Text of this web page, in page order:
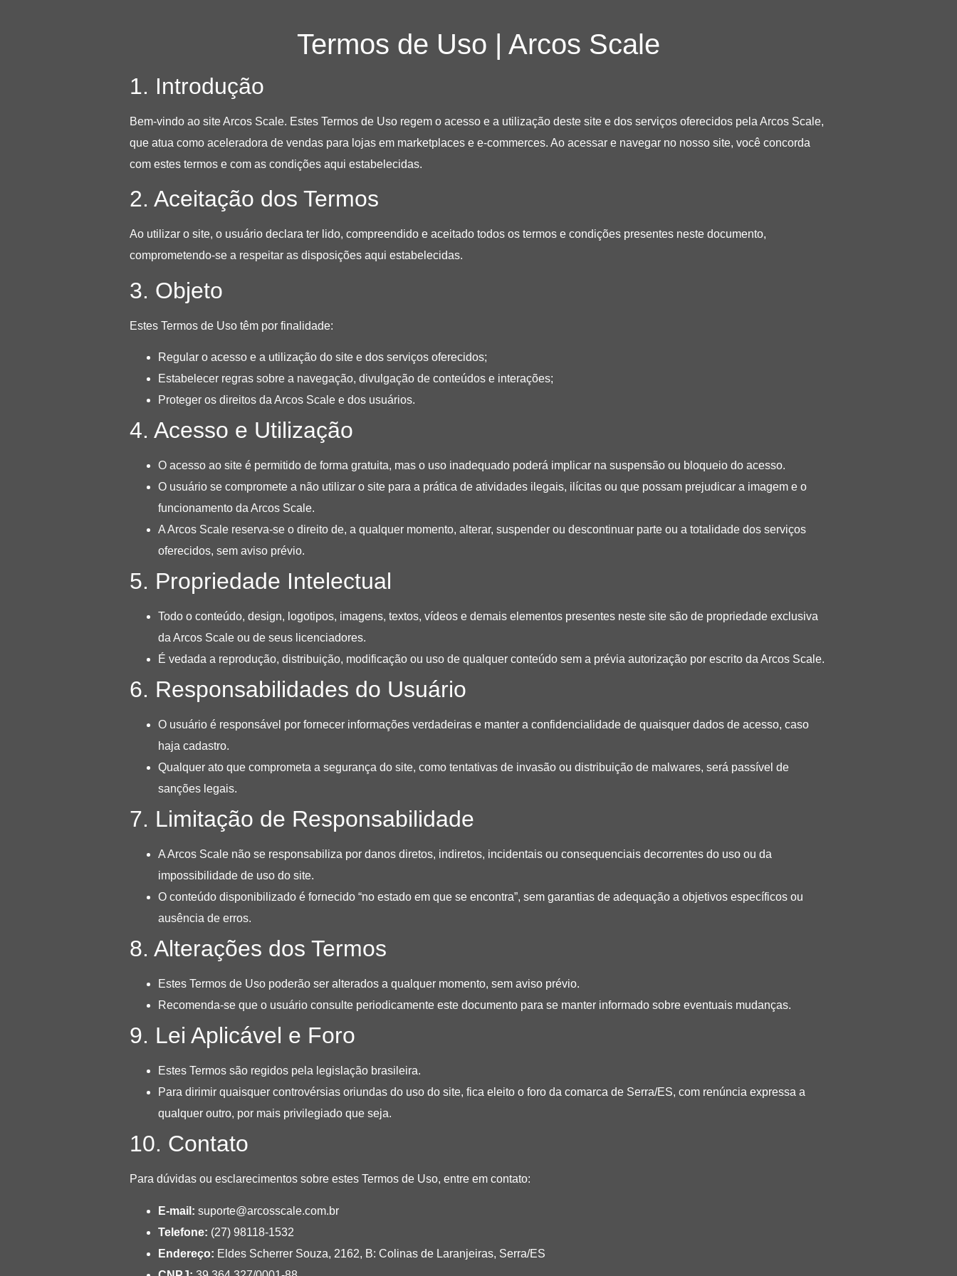
Termos de Uso | Arcos Scale
1. Introdução
Bem-vindo ao siteArcos Scale. Estes Termos de Uso regem o acesso e a utilização deste site e dos serviços oferecidos pela Arcos Scale,
que atua como aceleradora de vendas para lojas em marketplaces e e-commerces. Ao acessar e navegar no nosso site, você concorda
com estes termos e com as condições aqui estabelecidas.
2. Aceitação dos Termos
Ao utilizar o site, o usuário declara ter lido, compreendido e aceitado todos os termos e condições presentes neste documento,
comprometendo-se a respeitar as disposições aqui estabelecidas.
3. Objeto
Estes Termos de Uso têm por finalidade:
Regular o acesso e a utilização do site e dos serviços oferecidos;
Estabelecer regras sobre a navegação, divulgação de conteúdos e interações;
Proteger os direitos da Arcos Scale e dos usuários.
4. Acesso e Utilização
O acesso ao site é permitido de forma gratuita, mas o uso inadequado poderá implicar na suspensão ou bloqueio do acesso.
O usuário se compromete a não utilizar o site para a prática de atividades ilegais, ilícitas ou que possam prejudicar a imagem e o
funcionamento da Arcos Scale.
A Arcos Scale reserva-se o direito de, a qualquer momento, alterar, suspender ou descontinuar parte ou a totalidade dos serviços
oferecidos, sem aviso prévio.
5. Propriedade Intelectual
Todo o conteúdo, design, logotipos, imagens, textos, vídeos e demais elementos presentes neste site são de propriedade exclusiva
da Arcos Scale ou de seus licenciadores.
É vedada a reprodução, distribuição, modificação ou uso de qualquer conteúdo sem a prévia autorização por escrito da Arcos Scale.
6. Responsabilidades do Usuário
O usuário é responsável por fornecer informações verdadeiras e manter a confidencialidade de quaisquer dados de acesso, caso
haja cadastro.
Qualquer ato que comprometa a segurança do site, como tentativas de invasão ou distribuição de malwares, será passível de
sanções legais.
7. Limitação de Responsabilidade
A Arcos Scale não se responsabiliza por danos diretos, indiretos, incidentais ou consequenciais decorrentes do uso ou da
impossibilidade de uso do site.
O conteúdo disponibilizado é fornecido “no estado em que se encontra”, sem garantias de adequação a objetivos específicos ou
ausência de erros.
8. Alterações dos Termos
Estes Termos de Uso poderão ser alterados a qualquer momento, sem aviso prévio.
Recomenda-se que o usuário consulte periodicamente este documento para se manter informado sobre eventuais mudanças.
9. Lei Aplicável e Foro
Estes Termos são regidos pela legislação brasileira.
Para dirimir quaisquer controvérsias oriundas do uso do site, fica eleito o foro da comarca de Serra/ES, com renúncia expressa a
qualquer outro, por mais privilegiado que seja.
10. Contato
Para dúvidas ou esclarecimentos sobre estes Termos de Uso, entre em contato:
E-mail: suporte@arcosscale.com.br
Telefone: (27) 98118-1532
Endereço: Eldes Scherrer Souza, 2162, B: Colinas de Laranjeiras, Serra/ES